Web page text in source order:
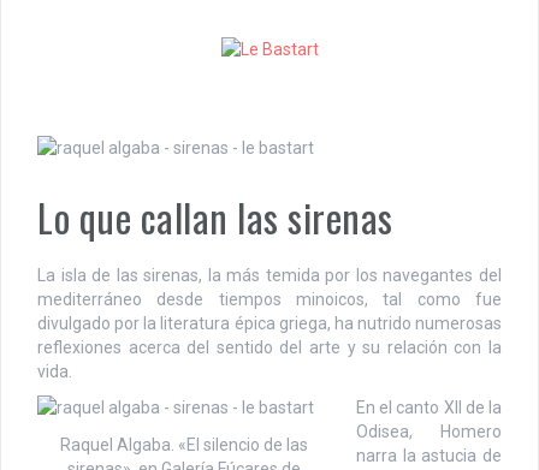
Lo que callan las sirenas
La isla de las sirenas, la más temida por los navegantes del
mediterráneo desde tiempos minoicos, tal como fue
divulgado por la literatura épica griega, ha nutrido numerosas
reflexiones acerca del sentido del arte y su relación con la
vida.
Raquel Algaba. «El silencio de las
En el canto XII de la
Odisea, Homero
narra la astucia de